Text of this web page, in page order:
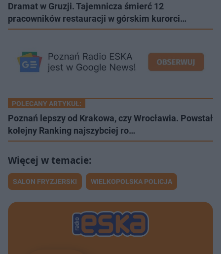
Dramat w Gruzji. Tajemnicza śmierć 12
pracowników restauracji w górskim kurorci…
POLECANY ARTYKUŁ:
Poznań lepszy od Krakowa, czy Wrocławia. Powstał
kolejny Ranking najszybciej ro…
SALON FRYZJERSKI WIELKOPOLSKA POLICJA